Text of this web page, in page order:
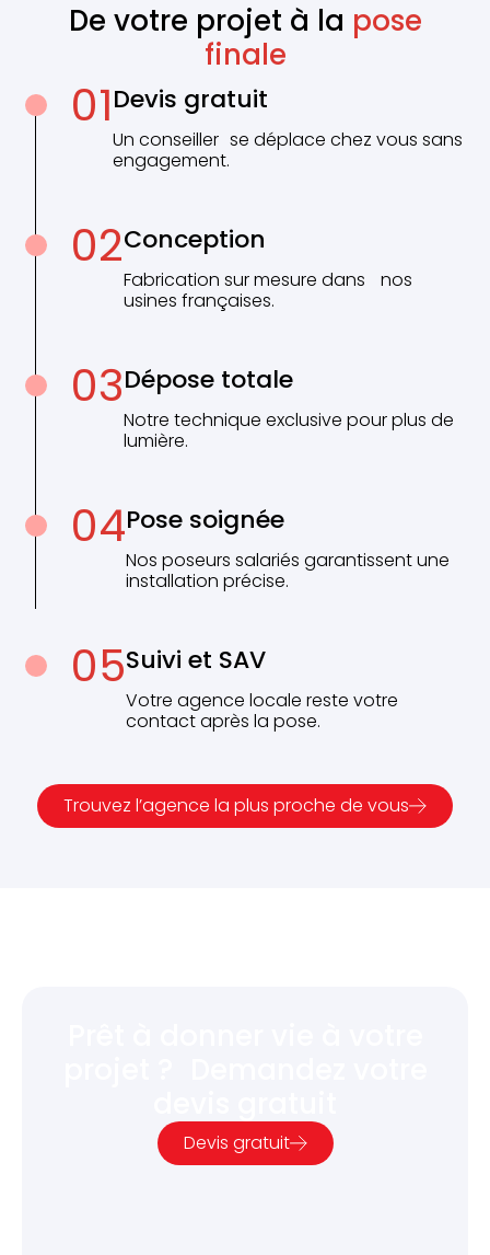
De votre projet à la pose
finale
01Devis gratuit
Un conseiller se déplace chez vous sans
engagement.
02Conception
Fabrication sur mesure dans nos
usines françaises.
03Dépose totale
Notre technique exclusive pour plus de
lumière.
04Pose soignée
Nos poseurs salariés garantissent une
installation précise.
05Suivi et SAV
Votre agence locale reste votre
contact après la pose.
Trouvez l’agence la plus proche de vous
Devis gratuit